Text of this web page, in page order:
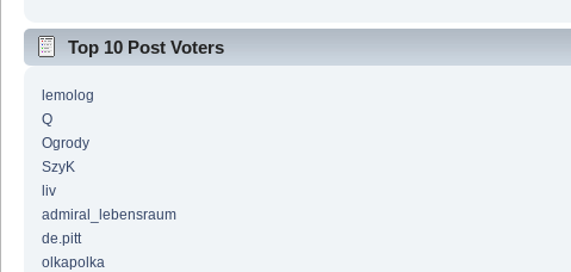
Top 10 Post Voters
lemolog
Q
Ogrody
SzyK
liv
admiral_lebensraum
de.pitt
olkapolka